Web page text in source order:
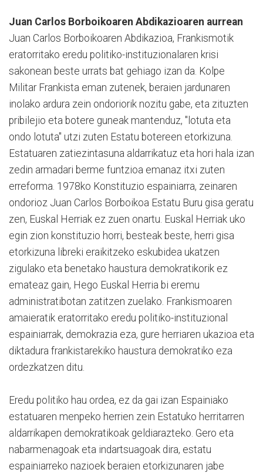
Juan Carlos Borboikoaren Abdikazioaren aurrean
Juan Carlos Borboikoaren Abdikazioa, Frankismotik
eratorritako eredu politiko-instituzionalaren krisi
sakonean beste urrats bat gehiago izan da. Kolpe
Militar Frankista eman zutenek, beraien jardunaren
inolako ardura zein ondoriorik nozitu gabe, eta zituzten
pribilejio eta botere guneak mantenduz, "lotuta eta
ondo lotuta" utzi zuten Estatu botereen etorkizuna.
Estatuaren zatiezintasuna aldarrikatuz eta hori hala izan
zedin armadari berme funtzioa emanaz itxi zuten
erreforma. 1978ko Konstituzio espainiarra, zeinaren
ondorioz Juan Carlos Borboikoa Estatu Buru gisa geratu
zen, Euskal Herriak ez zuen onartu. Euskal Herriak uko
egin zion konstituzio horri, besteak beste, herri gisa
etorkizuna libreki eraikitzeko eskubidea ukatzen
zigulako eta benetako haustura demokratikorik ez
emateaz gain, Hego Euskal Herria bi eremu
administratibotan zatitzen zuelako. Frankismoaren
amaieratik eratorritako eredu politiko-instituzional
espainiarrak, demokrazia eza, gure herriaren ukazioa eta
diktadura frankistarekiko haustura demokratiko eza
ordezkatzen ditu.
Eredu politiko hau ordea, ez da gai izan Espainiako
estatuaren menpeko herrien zein Estatuko herritarren
aldarrikapen demokratikoak geldiarazteko. Gero eta
nabarmenagoak eta indartsuagoak dira, estatu
espainiarreko nazioek beraien etorkizunaren jabe